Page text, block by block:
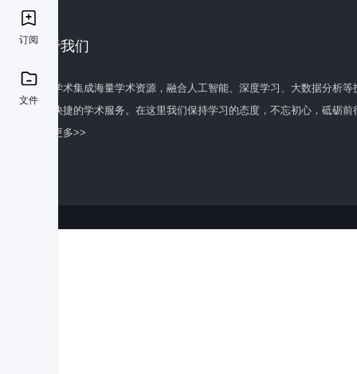
订阅
文件
关于我们
百度学术集成海量学术资源，融合人工智能、深度学习、大数据分析
全面快捷的学术服务。在这里我们保持学习的态度，不忘初心，砥砺前
了解更多>>